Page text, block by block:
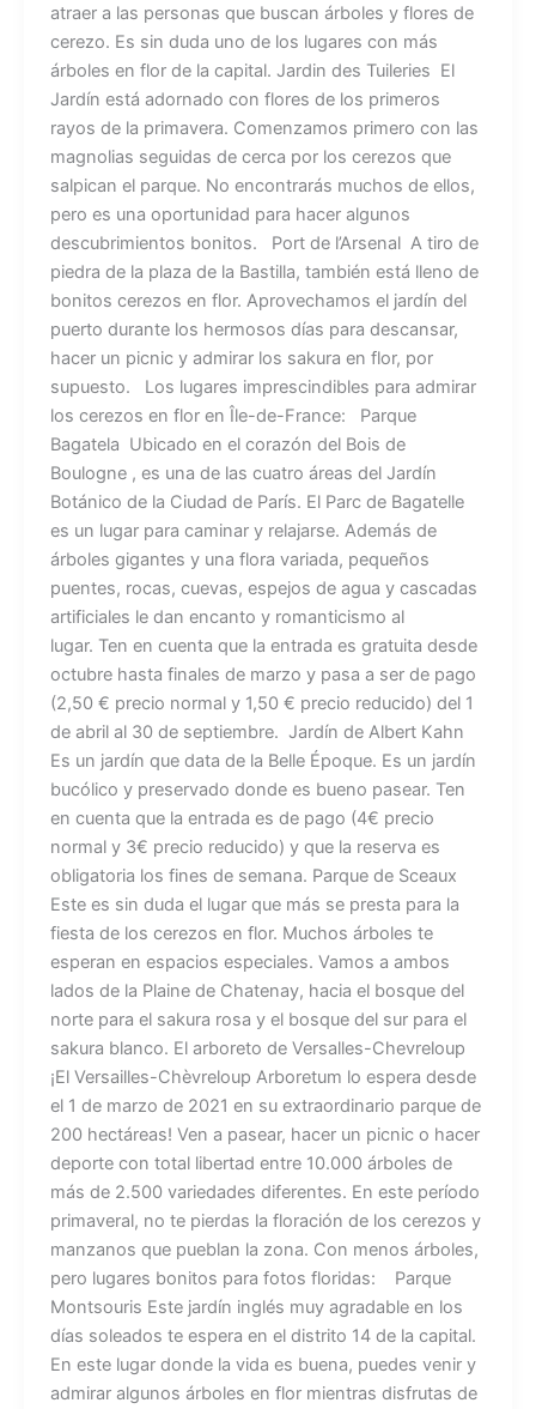
atraer a las personas que buscan árboles y flores de
cerezo. Es sin duda uno de los lugares con más
árboles en flor de la capital. Jardin des Tuileries El
Jardín está adornado con flores de los primeros
rayos de la primavera. Comenzamos primero con las
magnolias seguidas de cerca por los cerezos que
salpican el parque. No encontrarás muchos de ellos,
pero es una oportunidad para hacer algunos
descubrimientos bonitos. Port de l’Arsenal A tiro de
piedra de la plaza de la Bastilla, también está lleno de
bonitos cerezos en flor. Aprovechamos el jardín del
puerto durante los hermosos días para descansar,
hacer un picnic y admirar los sakura en flor, por
supuesto. Los lugares imprescindibles para admirar
los cerezos en flor en Île-de-France: Parque
Bagatela Ubicado en el corazón del Bois de
Boulogne , es una de las cuatro áreas del Jardín
Botánico de la Ciudad de París. El Parc de Bagatelle
es un lugar para caminar y relajarse. Además de
árboles gigantes y una flora variada, pequeños
puentes, rocas, cuevas, espejos de agua y cascadas
artificiales le dan encanto y romanticismo al
lugar. Ten en cuenta que la entrada es gratuita desde
octubre hasta finales de marzo y pasa a ser de pago
(2,50 € precio normal y 1,50 € precio reducido) del 1
de abril al 30 de septiembre. Jardín de Albert Kahn
Es un jardín que data de la Belle Époque. Es un jardín
bucólico y preservado donde es bueno pasear. Ten
en cuenta que la entrada es de pago (4€ precio
normal y 3€ precio reducido) y que la reserva es
obligatoria los fines de semana. Parque de Sceaux
Este es sin duda el lugar que más se presta para la
fiesta de los cerezos en flor. Muchos árboles te
esperan en espacios especiales. Vamos a ambos
lados de la Plaine de Chatenay, hacia el bosque del
norte para el sakura rosa y el bosque del sur para el
sakura blanco. El arboreto de Versalles-Chevreloup
¡El Versailles-Chèvreloup Arboretum lo espera desde
el 1 de marzo de 2021 en su extraordinario parque de
200 hectáreas! Ven a pasear, hacer un picnic o hacer
deporte con total libertad entre 10.000 árboles de
más de 2.500 variedades diferentes. En este período
primaveral, no te pierdas la floración de los cerezos y
manzanos que pueblan la zona. Con menos árboles,
pero lugares bonitos para fotos floridas: Parque
Montsouris Este jardín inglés muy agradable en los
días soleados te espera en el distrito 14 de la capital.
En este lugar donde la vida es buena, puedes venir y
admirar algunos árboles en flor mientras disfrutas de